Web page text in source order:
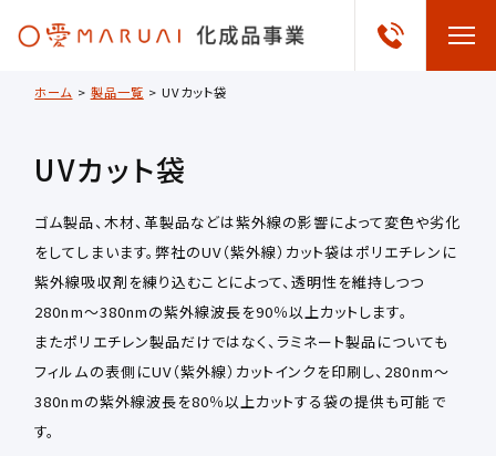
ホーム > 製品一覧 > UVカット袋
UVカット袋
ゴム製品、木材、革製品などは紫外線の影響によって変色や劣化
をしてしまいます。弊社のUV（紫外線）カット袋はポリエチレンに
紫外線吸収剤を練り込むことによって、透明性を維持しつつ
280nm～380nmの紫外線波長を90％以上カットします。
またポリエチレン製品だけではなく、ラミネート製品についても
フィルムの表側にUV（紫外線）カットインクを印刷し、280nm～
380nmの紫外線波長を80％以上カットする袋の提供も可能で
す。